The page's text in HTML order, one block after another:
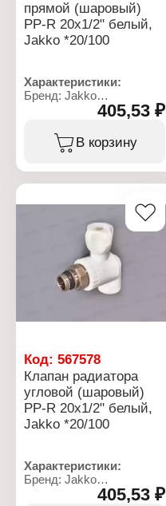
Диаметр установочный:
25 мм
Материал: полипропилен
прямой (шаровый)
PP-R 20x1/2" белый,
Jakko *20/100
Характеристики:
Бренд: Jakko
Артикул: 101337202K
шаровой
Вариация: Клапан
радиатора
Материал: полипропилен
Диаметр присоединения:
Цвет: белый
405,53 ₽
В корзину
Код: 567578
Клапан радиатора
угловой (шаровый)
PP-R 20x1/2" белый,
Jakko *20/100
Характеристики:
Бренд: Jakko
Артикул: 101339202K
405,53 ₽